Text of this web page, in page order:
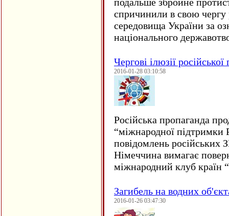
спричинили в свою чергу
середовища України за
національного
Чергові ілюзії
2016-01-28 03:10:58
Російська пропаганда
“міжнародної підтримки
повідомлень російських
Німеччина вимагає
міжнародний клуб країн
Загибель на водних
2016-01-26 03:47:30